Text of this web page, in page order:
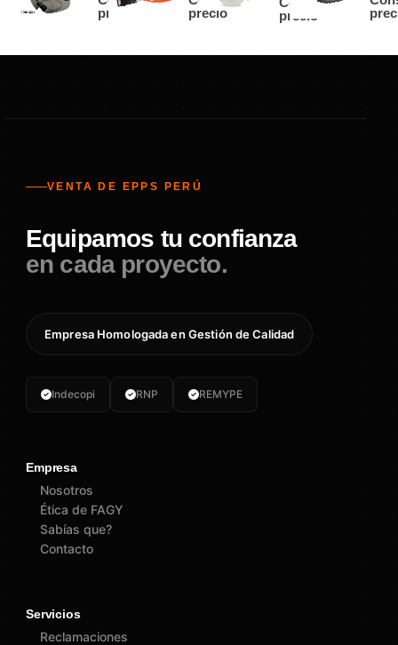
precio
precio
precio
VENTA DE EPPS PERÚ
Equipamos tu confianza
en cada proyecto.
Empresa Homologada en Gestión de Calidad
Indecopi RNP REMYPE
Empresa
Nosotros
Ética de FAGY
Sabías que?
Contacto
Servicios
Reclamaciones